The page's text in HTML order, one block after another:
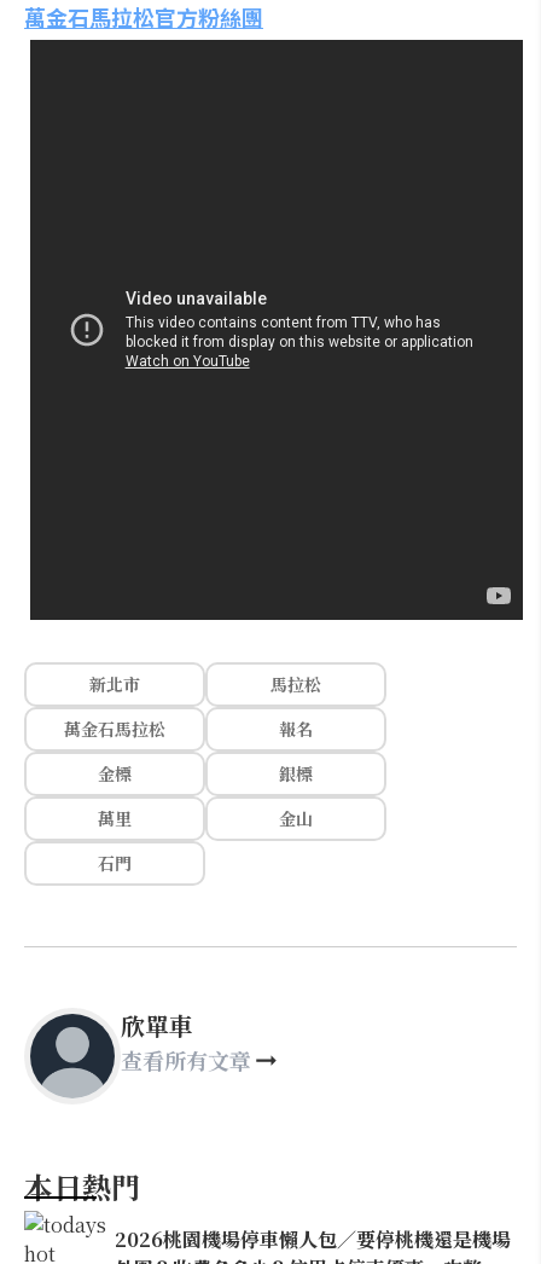
萬金石馬拉松官方粉絲團
新北市
馬拉松
萬金石馬拉松
報名
金標
銀標
萬里
金山
石門
欣單車
查看所有文章
本日熱門
2026桃園機場停車懶人包／要停桃機還是機場